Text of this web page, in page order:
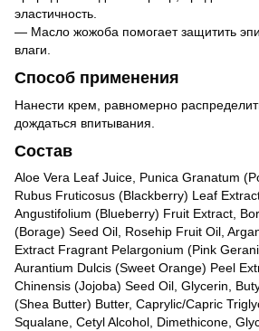
эластичность.
— Масло жожоба помогает защитить
влаги.
Способ применения
Нанести крем, равномерно
дождаться впитывания.
Состав
Aloe Vera Leaf Juice, Punica Granatum
Rubus Fruticosus (Blackberry) Leaf
Angustifolium (Blueberry) Fruit Extract,
(Borage) Seed Oil, Rosehip Fruit Oil,
Extract Fragrant Pelargonium (Pink
Aurantium Dulcis (Sweet Orange) Peel
Chinensis (Jojoba) Seed Oil, Glycerin,
(Shea Butter) Butter, Caprylic/Capric
Squalane, Cetyl Alcohol, Dimethicone,